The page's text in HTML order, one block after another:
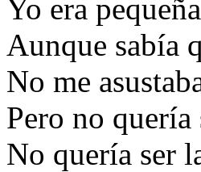
Yo era
Aunque sabía
No me
Pero no
No quería ser